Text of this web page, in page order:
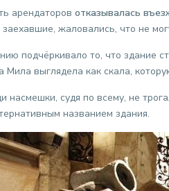
арендаторов отказывалась
жаловались, что не
подчёркивало то, что здание
Мила выглядела как скала,
насмешки, судя по всему, не
названием здания.